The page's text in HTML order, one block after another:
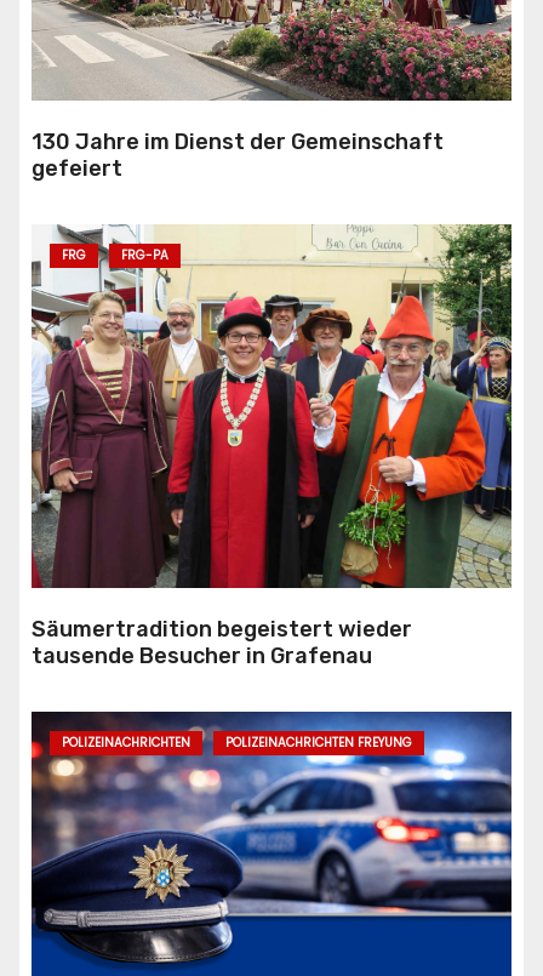
130 Jahre im Dienst der Gemeinschaft
gefeiert
FRG FRG-PA
Säumertradition begeistert wieder
tausende Besucher in Grafenau
POLIZEINACHRICHTEN POLIZEINACHRICHTEN FREYUNG